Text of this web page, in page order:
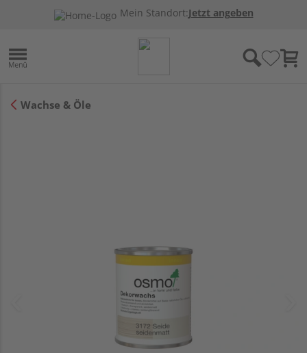
Mein Standort:Jetzt angeben
Wachse & Öle